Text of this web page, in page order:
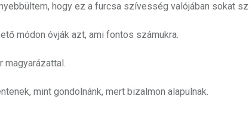
hogy ez a furcsa szívesség valójában sokat
módon óvják azt, ami fontos számukra.
magyarázattal.
mint gondolnánk, mert bizalmon alapulnak.